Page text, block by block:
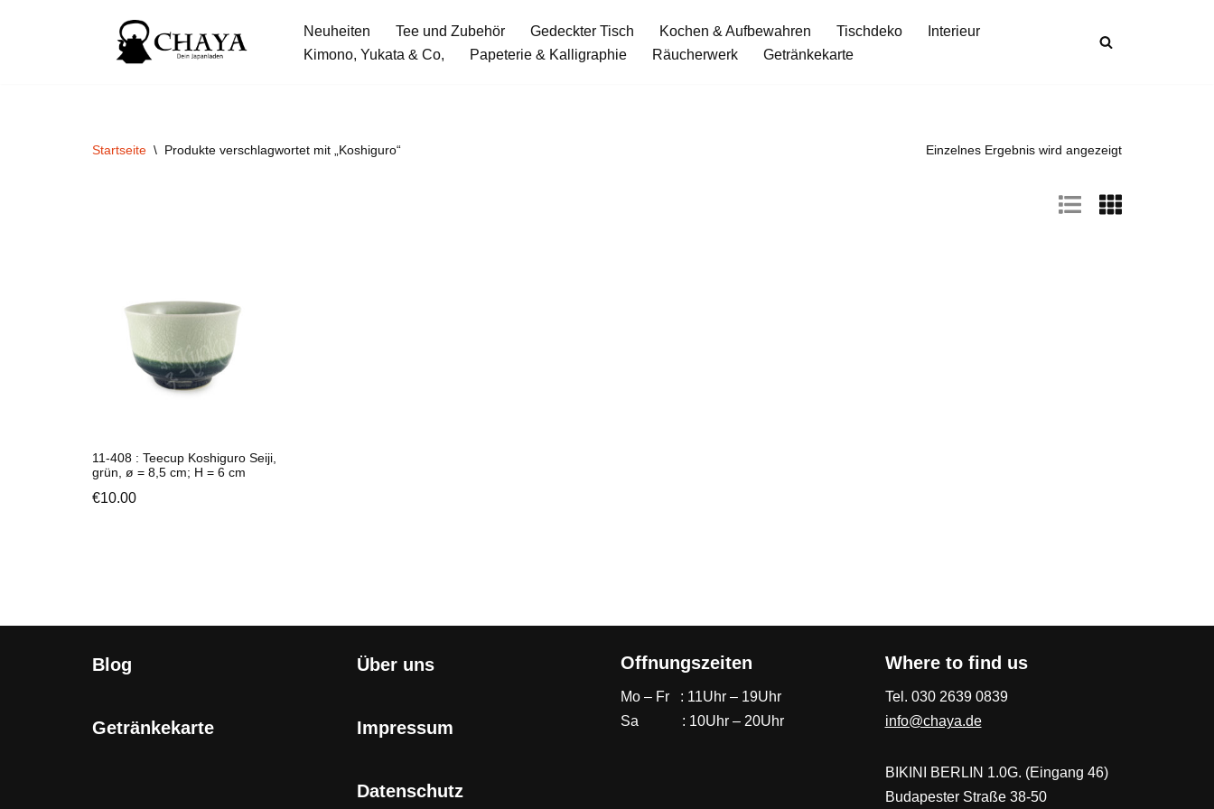
Neuheiten Tee und Zubehör Gedeckter Tisch Kochen & Aufbewahren Tischdeko
Interieur
Kimono, Yukata & Co,
Papeterie & Kalligraphie Räucherwerk Getränkekarte
Startseite \ Produkte verschlagwortet mit „Koshiguro“ Einzelnes Ergebnis wird angezeigt
11-408 : Teecup Koshiguro Seiji,
grün, ø = 8,5 cm; H = 6 cm
€10.00
Blog
Getränkekarte
Über uns
Impressum
Datenschutz
Offnungszeiten
Mo – Fr : 11Uhr – 19Uhr
Sa : 10Uhr – 20Uhr
Where to find us
Tel. 030 2639 0839
info@chaya.de
BIKINI BERLIN 1.0G. (Eingang 46)
Budapester Straße 38-50